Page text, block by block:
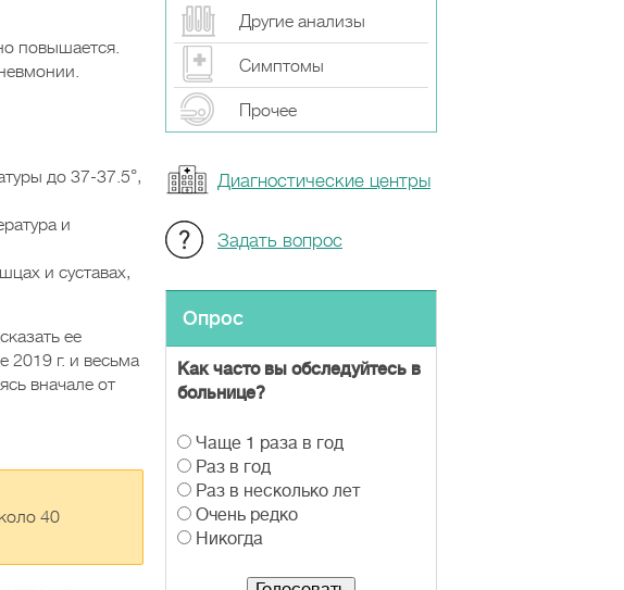
повышается.
до 37-37.5°,
и
и суставах,
ее
2019 г. и весьма
вначале от
40
Другие анализы
Симптомы
Прочeе
Диагностические центры
Задать вопрос
Опрос
Как часто вы обследуйтесь в
больнице?
В
а
р
и
а
Чаще 1 раза в год
Раз в год
Раз в несколько лет
Очень редко
Никогда